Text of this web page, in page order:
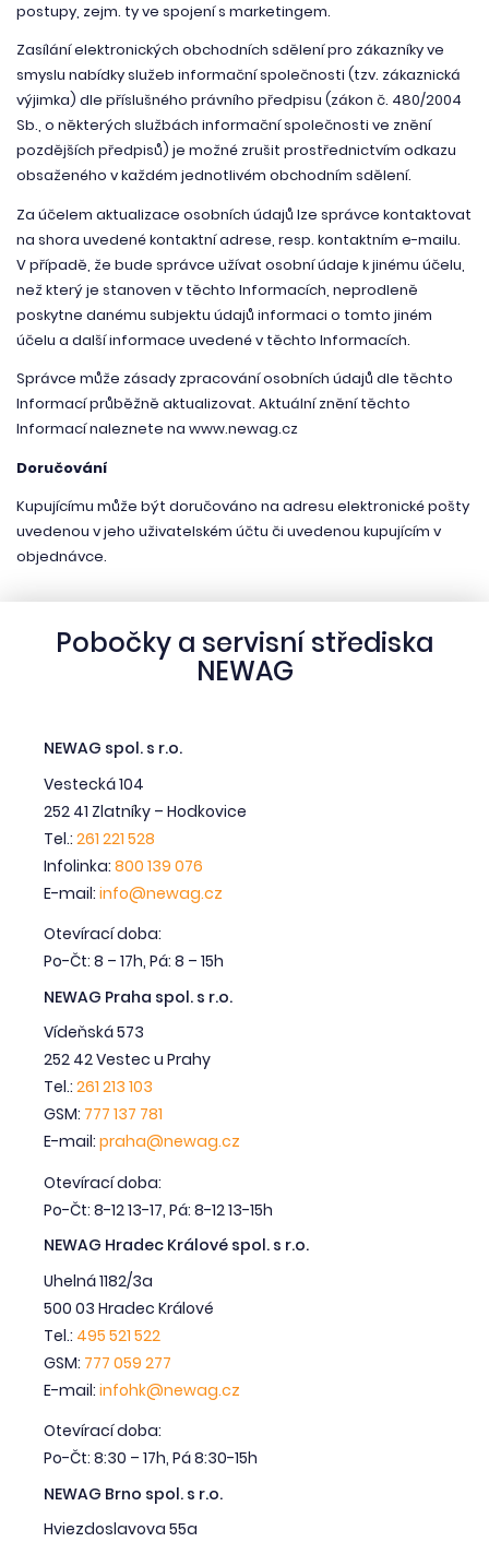
postupy, zejm. ty ve spojení s marketingem.
Zasílání elektronických obchodních sdělení pro zákazníky ve
smyslu nabídky služeb informační společnosti (tzv. zákaznická
výjimka) dle příslušného právního předpisu (zákon č. 480/2004
Sb., o některých službách informační společnosti ve znění
pozdějších předpisů) je možné zrušit prostřednictvím odkazu
obsaženého v každém jednotlivém obchodním sdělení.
Za účelem aktualizace osobních údajů lze správce kontaktovat
na shora uvedené kontaktní adrese, resp. kontaktním e-mailu.
V případě, že bude správce užívat osobní údaje k jinému účelu,
než který je stanoven v těchto Informacích, neprodleně
poskytne danému subjektu údajů informaci o tomto jiném
účelu a další informace uvedené v těchto Informacích.
Správce může zásady zpracování osobních údajů dle těchto
Informací průběžně aktualizovat. Aktuální znění těchto
Informací naleznete na www.newag.cz
Doručování
Kupujícímu může být doručováno na adresu elektronické pošty
uvedenou v jeho uživatelském účtu či uvedenou kupujícím v
objednávce.
Pobočky a servisní střediska
NEWAG
NEWAG spol. s r.o.
Vestecká 104
252 41 Zlatníky – Hodkovice
Tel.: 261 221 528
Infolinka: 800 139 076
E-mail: info@newag.cz
Otevírací doba:
Po-Čt: 8 – 17h, Pá: 8 – 15h
NEWAG Praha spol. s r.o.
Vídeňská 573
252 42 Vestec u Prahy
Tel.: 261 213 103
GSM: 777 137 781
E-mail: praha@newag.cz
Otevírací doba:
Po-Čt: 8-12 13-17, Pá: 8-12 13-15h
NEWAG Hradec Králové spol. s r.o.
Uhelná 1182/3a
500 03 Hradec Králové
Tel.: 495 521 522
GSM: 777 059 277
E-mail: infohk@newag.cz
Otevírací doba:
Po-Čt: 8:30 – 17h, Pá 8:30-15h
NEWAG Brno spol. s r.o.
Hviezdoslavova 55a